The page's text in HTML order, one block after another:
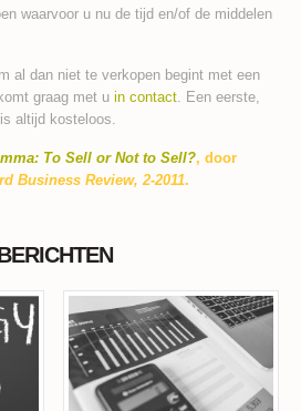
waarvoor u nu de tijd en/of de middelen
al dan niet te verkopen begint met een
graag met u in contact . Een eerste,
altijd kosteloos.
To Sell or Not to Sell?, door
Business Review, 2-2011.